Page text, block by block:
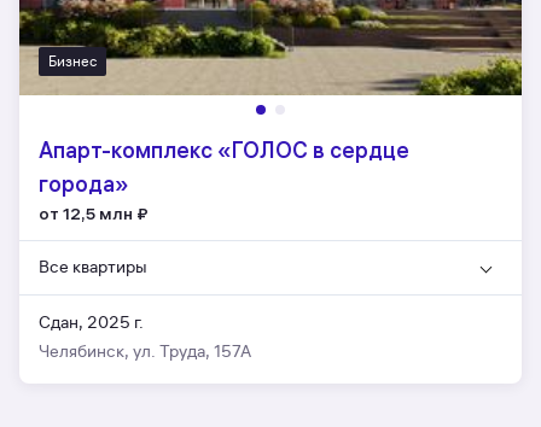
Бизнес
Апарт-комплекс «ГОЛОС в сердце
города»
от 12,5 млн ₽
Все квартиры
Сдан, 2025 г.
Челябинск, ул. Труда, 157А